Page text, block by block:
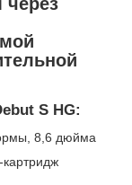
S HG:
8,6 дюйма